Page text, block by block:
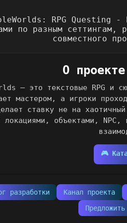
О
— это текстовые RPG и
мастером, а игроки
ставку не на
объектами, NPC,
🎮
разработки Канал проекта